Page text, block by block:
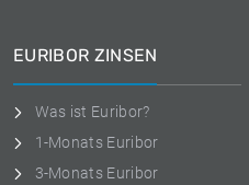
EURIBOR ZINSEN
Was ist Euribor?
1-Monats Euribor
3-Monats Euribor